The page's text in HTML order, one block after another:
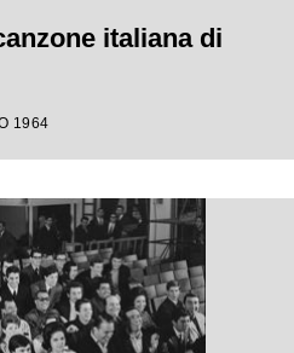
italiana di
1964